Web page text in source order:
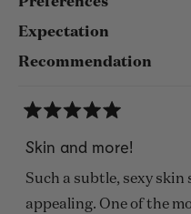
Preferences
Expectation
Recommendation
5
sur
5
étoiles
Skin and more!
Such a subtle, sexy
appealing. One of the